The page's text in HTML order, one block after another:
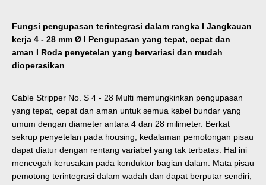
Fungsi pengupasan terintegrasi dalam rangka I Jangkauan
kerja 4 - 28 mm Ø I Pengupasan yang tepat, cepat dan
aman I Roda penyetelan yang bervariasi dan mudah
dioperasikan
Cable Stripper No. S 4 - 28 Multi memungkinkan pengupasan
yang tepat, cepat dan aman untuk semua kabel bundar yang
umum dengan diameter antara 4 dan 28 milimeter. Berkat
sekrup penyetelan pada housing, kedalaman pemotongan pisau
dapat diatur dengan rentang variabel yang tak terbatas. Hal ini
mencegah kerusakan pada konduktor bagian dalam. Mata pisau
pemotong terintegrasi dalam wadah dan dapat berputar sendiri,